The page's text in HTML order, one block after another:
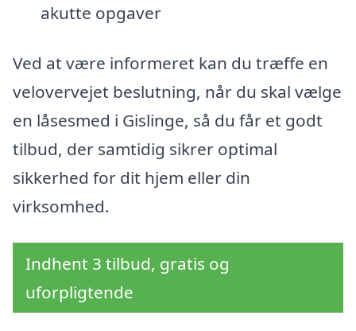
akutte opgaver
Ved at være informeret kan du træffe en
velovervejet beslutning, når du skal vælge
en låsesmed i Gislinge, så du får et godt
tilbud, der samtidig sikrer optimal
sikkerhed for dit hjem eller din
virksomhed.
Indhent 3 tilbud, gratis og
uforpligtende